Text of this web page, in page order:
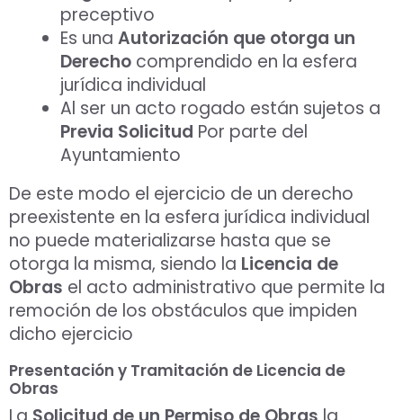
preceptivo
Es una Autorización que otorga un
Derecho comprendido en la esfera
jurídica individual
Al ser un acto rogado están sujetos a
Previa Solicitud Por parte del
Ayuntamiento
De este modo el ejercicio de un derecho
preexistente en la esfera jurídica individual
no puede materializarse hasta que se
otorga la misma, siendo la Licencia de
Obras el acto administrativo que permite la
remoción de los obstáculos que impiden
dicho ejercicio
Presentación y Tramitación de Licencia de
Obras